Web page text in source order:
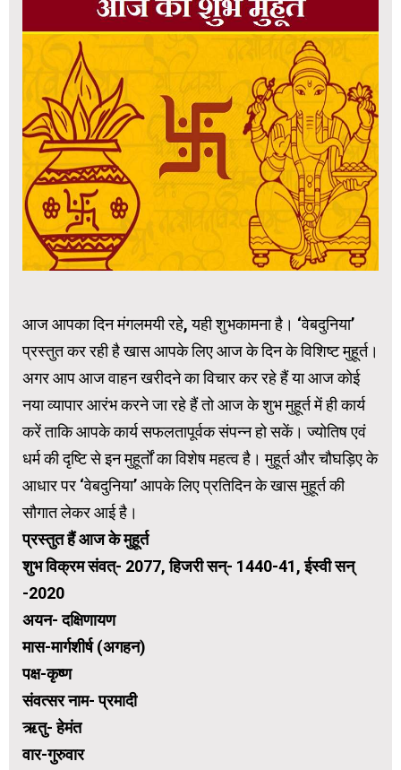
आज आपका दिन मंगलमयी रहे, यही शुभकामना है। ‘वेबदुनिया’
प्रस्तुत कर रही है खास आपके लिए आज के दिन के विशिष्ट मुहूर्त।
अगर आप आज वाहन खरीदने का विचार कर रहे हैं या आज कोई
नया व्यापार आरंभ करने जा रहे हैं तो आज के शुभ मुहूर्त में ही कार्य
करें ताकि आपके कार्य सफलतापूर्वक संपन्न हो सकें। ज्योतिष एवं
धर्म की दृष्टि से इन मुहूर्तों का विशेष महत्व है। मुहूर्त और चौघड़िए के
आधार पर ‘वेबदुनिया’ आपके लिए प्रतिदिन के खास मुहूर्त की
सौगात लेकर आई है।
प्रस्तुत हैं आज के मुहूर्त
शुभ विक्रम संवत्- 2077, हिजरी सन्- 1440-41, ईस्वी सन्
-2020
अयन- दक्षिणायण
मास-मार्गशीर्ष (अगहन)
पक्ष-कृष्ण
संवत्सर नाम- प्रमादी
ऋतु- हेमंत
वार-गुरुवार